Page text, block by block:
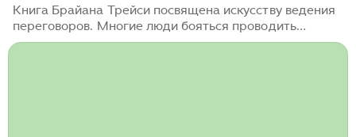
Книга Брайана Трейси посвящена искусству ведения
переговоров. Многие люди бояться проводить
переговоры, так как подсознательно не хотят